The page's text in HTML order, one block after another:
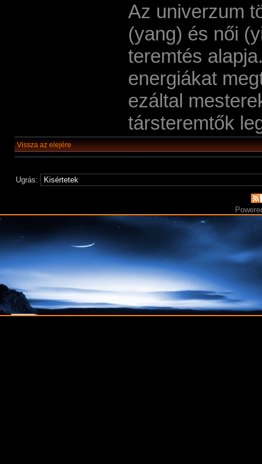
Az univerzum
(yang) és női
teremtés
energiákat
ezáltal
társteremtők
Vissza az elejére
Ugrás: